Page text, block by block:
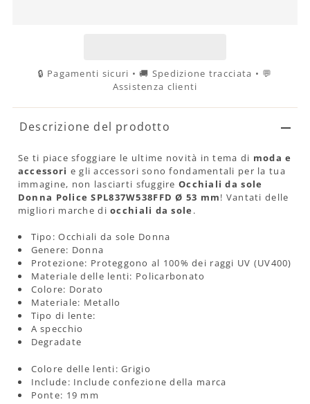
🔒 Pagamenti sicuri • 🚚 Spedizione tracciata • 💬
Assistenza clienti
Descrizione del prodotto
Se ti piace sfoggiare le ultime novità in tema di moda e
accessori e gli accessori sono fondamentali per la tua
immagine, non lasciarti sfuggire Occhiali da sole
Donna Police SPL837W538FFD Ø 53 mm! Vantati delle
migliori marche diocchiali da sole .
Tipo: Occhiali da sole Donna
Genere: Donna
Protezione: Proteggono al 100% dei raggi UV (UV400)
Materiale delle lenti: Policarbonato
Colore: Dorato
Materiale: Metallo
Tipo di lente:
A specchio
Degradate
Colore delle lenti: Grigio
Include: Include confezione della marca
Ponte: 19 mm